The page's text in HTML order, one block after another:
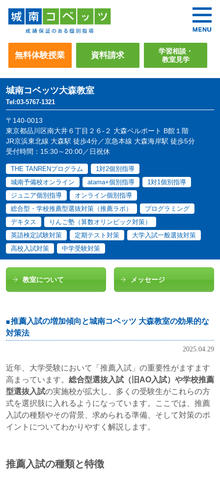
無料体験授業 資料請求
学習相談・
教室見学
城南コベッツ大森教室
Tel:03-5767-1321
〒140-0013
東京都品川区南大井６丁目２６-２ 大森ベルポート B館１階
JR京浜東北線 大森駅 徒歩4分／京急本線 大森海岸駅 徒歩5分
受付時間：15:30～20:00／日祝休
THE TANRENプログラム
1対2個別指導
城南予備校オンライン
atama+個別指導
1対1個別指導
ジュニア個別指導
オンライン個別指導
総合型・学校推薦型選抜対策（推薦ラボ）
プログラミング
デキタス
りんご塾（算数オリンピック対策）
英語検定試験対策
定期テスト対策
大学入試一般選抜対策
高校入試対策
中学受験対策
教室について メッセージ
推薦入試の増加傾向と城南コベッツ 大森教室の効果的な
対策法
2025.04.29
近年、大学受験において「推薦入試」の重要性がますます
高まっています。 総合型選抜入試（旧AO入試）や学校推薦
型選抜入試の実施校が拡大し、多くの受験生がこれらの方
式を選択肢に入れるようになっています。ここでは、推薦
入試の種類やその背景、求められる準備、そして対策のポ
イントについてわかりやすく解説します。
推薦入試の種類と特徴